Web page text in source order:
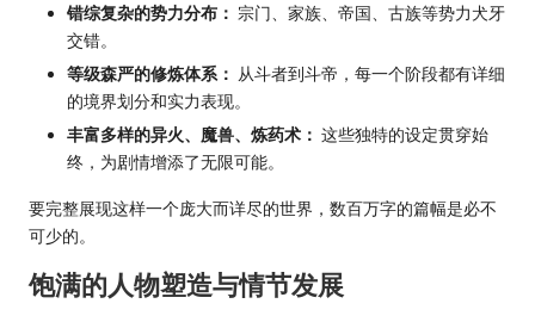
错综复杂的势力分布： 宗门、家族、帝国、古族等势力犬牙
交错。
等级森严的修炼体系： 从斗者到斗帝，每一个阶段都有详细
的境界划分和实力表现。
丰富多样的异火、魔兽、炼药术： 这些独特的设定贯穿始
终，为剧情增添了无限可能。
要完整展现这样一个庞大而详尽的世界，数百万字的篇幅是必不
可少的。
饱满的人物塑造与情节发展